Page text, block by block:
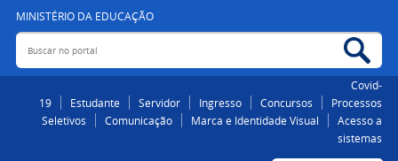
MINISTÉRIO DA EDUCAÇÃO
Buscar no portal
Covid-
19
Estudante Servidor Ingresso Concursos
Processos
Seletivos
Comunicação Marca e Identidade Visual
Acesso a
sistemas